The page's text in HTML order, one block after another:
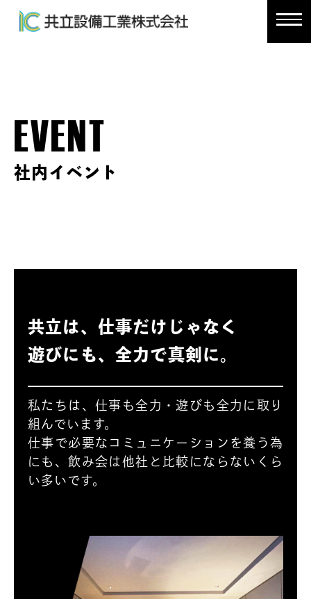
EVENT
社内イベント
共立は、仕事だけじゃなく
遊びにも、全力で真剣に。
私たちは、仕事も全力・遊びも全力に取り
組んでいます。
仕事で必要なコミュニケーションを養う為
にも、飲み会は他社と比較にならないくら
い多いです。